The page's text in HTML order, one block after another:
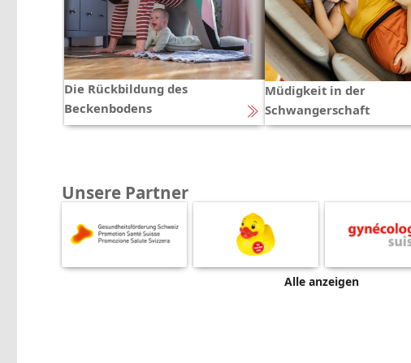
Die Rückbildung des
Beckenbodens
Müdigkeit in der
Schwangerschaft
Unsere Partner
Alle anzeigen